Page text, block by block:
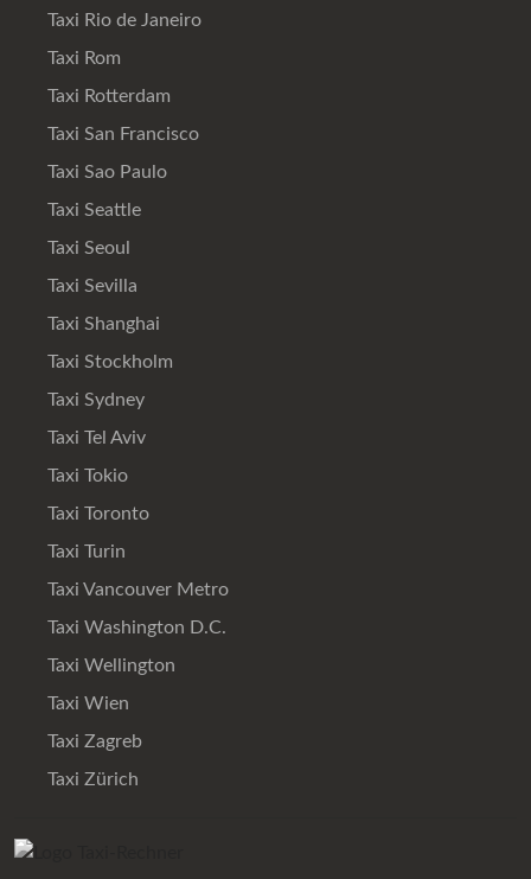
Taxi Rio de Janeiro
Taxi Rom
Taxi Rotterdam
Taxi San Francisco
Taxi Sao Paulo
Taxi Seattle
Taxi Seoul
Taxi Sevilla
Taxi Shanghai
Taxi Stockholm
Taxi Sydney
Taxi Tel Aviv
Taxi Tokio
Taxi Toronto
Taxi Turin
Taxi Vancouver Metro
Taxi Washington D.C.
Taxi Wellington
Taxi Wien
Taxi Zagreb
Taxi Zürich